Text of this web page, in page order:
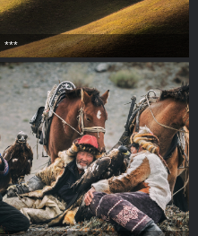
***